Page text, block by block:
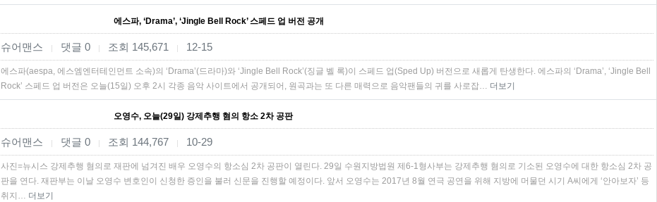
에스파, ‘Drama’, ‘Jingle Bell Rock’ 스페드 업 버전 공개
슈어맨스 | 댓글 0 | 조회 145,671 | 12-15
에스파(aespa, 에스엠엔터테인먼트 소속)의 ‘Drama’(드라마)와 ‘Jingle Bell Rock’(징글 벨 록)이 스페드 업(Sped Up) 버전으로 새롭게 탄생한다. 에스파의 ‘Drama’, ‘Jingle Bell
Rock’ 스페드 업 버전은 오늘(15일) 오후 2시 각종 음악 사이트에서 공개되어, 원곡과는 또 다른 매력으로 음악팬들의 귀를 사로잡… 더보기
오영수, 오늘(29일) 강제추행 혐의 항소 2차 공판
슈어맨스 | 댓글 0 | 조회 144,767 | 10-29
사진=뉴시스 강제추행 혐의로 재판에 넘겨진 배우 오영수의 항소심 2차 공판이 열린다. 29일 수원지방법원 제6-1형사부는 강제추행 혐의로 기소된 오영수에 대한 항소심 2차 공
판을 연다. 재판부는 이날 오영수 변호인이 신청한 증인을 불러 신문을 진행할 예정이다. 앞서 오영수는 2017년 8월 연극 공연을 위해 지방에 머물던 시기 A씨에게 ‘안아보자’ 등
취지… 더보기